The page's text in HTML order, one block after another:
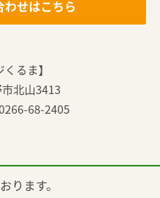
わせはこちら
くるま】
北山3413
68-2405
ります。